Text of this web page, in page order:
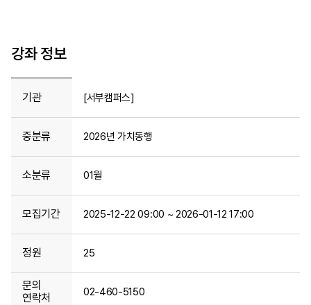
강좌 정보
기관 [서부캠퍼스]
중분류 2026년 가치동행
소분류 01월
모집기간 2025-12-22 09:00 ~ 2026-01-12 17:00
정원 25
문의
연락처
02-460-5150